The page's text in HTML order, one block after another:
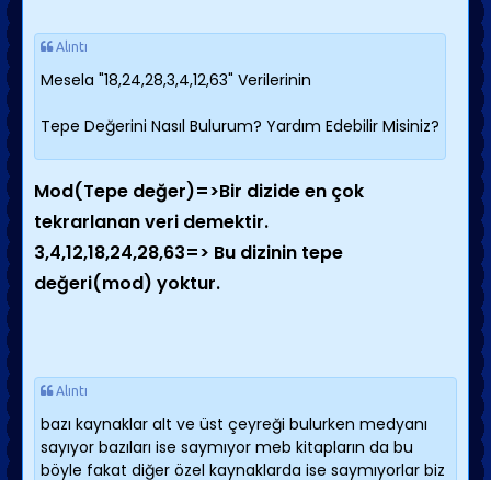
Alıntı
Mesela "18,24,28,3,4,12,63" Verilerinin
Tepe Değerini Nasıl Bulurum? Yardım Edebilir Misiniz?
Mod(Tepe değer)=>Bir dizide en çok
tekrarlanan veri demektir.
3,4,12,18,24,28,63=> Bu dizinin tepe
değeri(mod) yoktur.
Alıntı
bazı kaynaklar alt ve üst çeyreği bulurken medyanı
sayıyor bazıları ise saymıyor meb kitapların da bu
böyle fakat diğer özel kaynaklarda ise saymıyorlar biz